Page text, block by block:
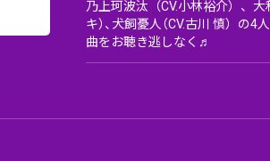
乃上珂波汰（CV.小林裕介）、大
キ）、犬飼憂人（CV.古川 慎）の
曲をお聴き逃しなく♬